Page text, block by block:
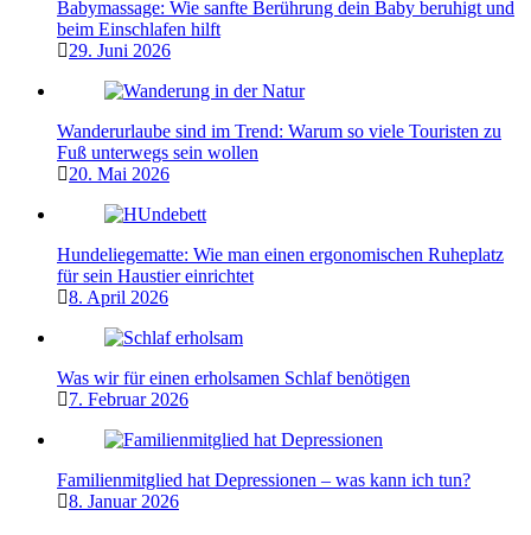
Babymassage: Wie sanfte Berührung dein Baby beruhigt und
beim Einschlafen hilft
29. Juni 2026
Wanderurlaube sind im Trend: Warum so viele Touristen zu
Fuß unterwegs sein wollen
20. Mai 2026
Hundeliegematte: Wie man einen ergonomischen Ruheplatz
für sein Haustier einrichtet
8. April 2026
Was wir für einen erholsamen Schlaf benötigen
7. Februar 2026
Familienmitglied hat Depressionen – was kann ich tun?
8. Januar 2026